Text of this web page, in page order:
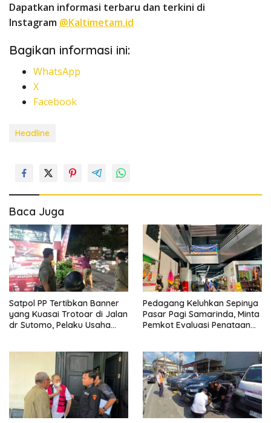
Dapatkan informasi terbaru dan terkini di
Instagram @Kaltimetam.id
Bagikan informasi ini:
WhatsApp
X
Facebook
Headline
Baca Juga
Satpol PP Tertibkan Banner
yang Kuasai Trotoar di Jalan
dr Sutomo, Pelaku Usaha
Pedagang Keluhkan Sepinya
Pasar Pagi Samarinda, Minta
Pemkot Evaluasi Penataan